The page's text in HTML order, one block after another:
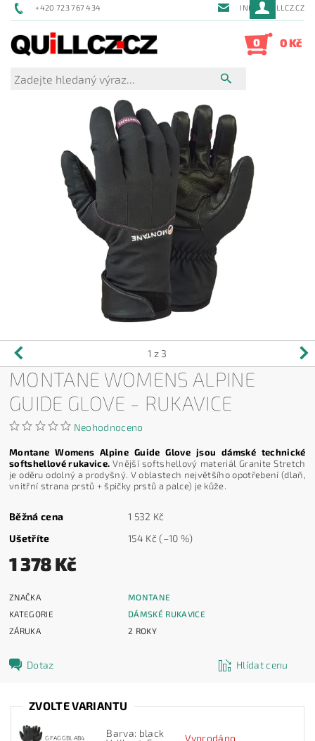
+420 723 767 434 INFO@QUILLCZ.CZ
0 0 Kč
1 z 3
MONTANE WOMENS ALPINE
GUIDE GLOVE - RUKAVICE
Neohodnoceno
Montane Womens Alpine Guide Glove jsou dámské technické
softshellové rukavice. Vnější softshellový materiál Granite Stretch
je oděru odolný a prodyšný. V oblastech největšího opotřebení (dlaň,
vnitřní strana prstů + špičky prstů a palce) je kůže.
Běžná cena
1 532 Kč
Ušetříte
154 Kč(–10 %)
1 378 Kč
ZNAČKA
MONTANE
KATEGORIE
DÁMSKÉ RUKAVICE
ZÁRUKA
2 ROKY
Dotaz Hlídat cenu
ZVOLTE VARIANTU
GFAGGBLAB4
Barva: black
Vyprodáno